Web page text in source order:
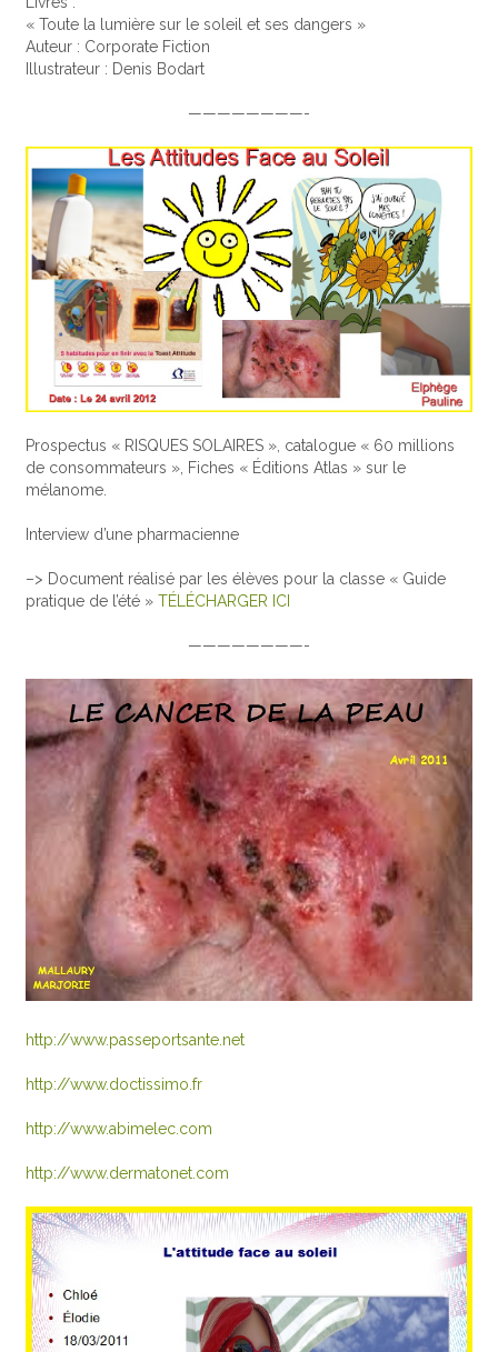
« Toute la lumière sur le soleil et ses dangers »
Auteur : Corporate Fiction
Illustrateur : Denis Bodart
————————-
Prospectus « RISQUES SOLAIRES », catalogue « 60 millions
de consommateurs », Fiches « Éditions Atlas » sur le
mélanome.
Interview d’une pharmacienne
–> Document réalisé par les élèves pour la classe « Guide
pratique de l’été »TÉLÉCHARGER ICI
————————-
http://www.passeportsante.net
http://www.doctissimo.fr
http://www.abimelec.com
http://www.dermatonet.com